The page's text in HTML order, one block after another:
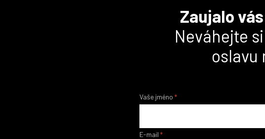
Zaujalo
Neváhejte
oslavu
Vaše jméno *
E-mail *